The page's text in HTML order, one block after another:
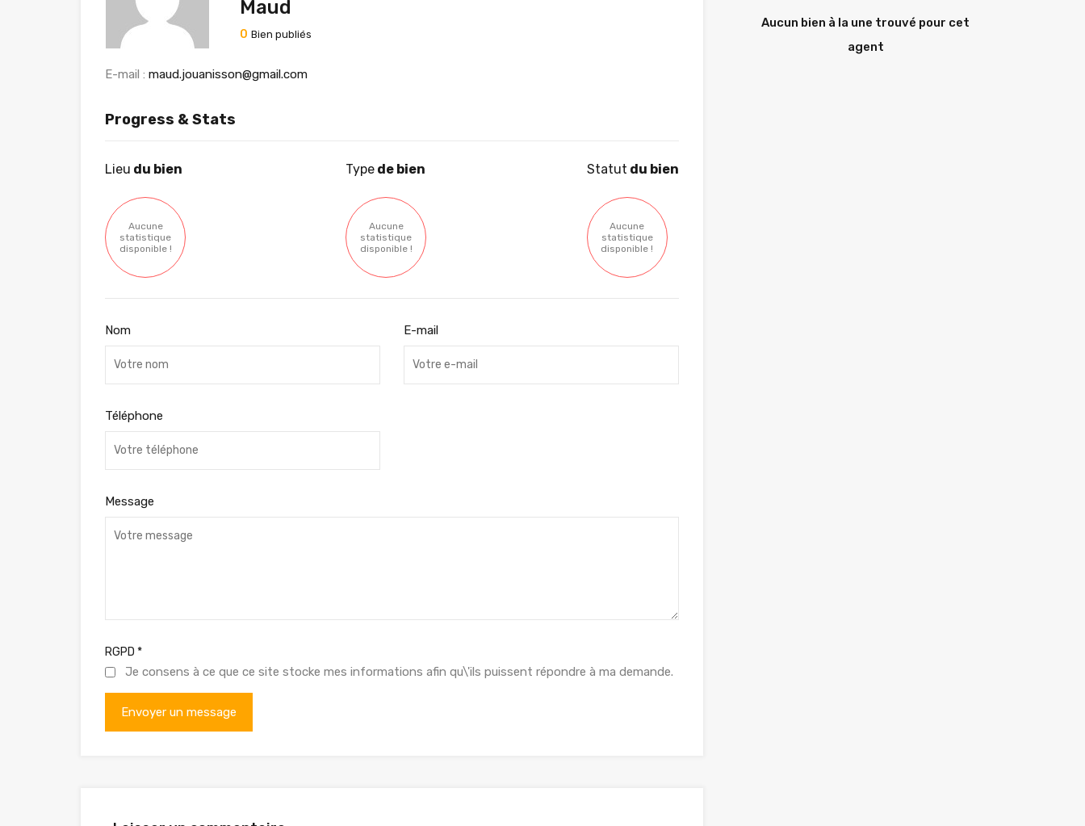
Maud
0 Bien publiés
E-mail : maud.jouanisson@gmail.com
Progress & Stats
Lieu du bien
Aucune
statistique
disponible !
Type de bien
Aucune
statistique
disponible !
Statut du bien
Aucune
statistique
disponible !
Nom E-mail
Téléphone
Message
RGPD *
Je consens à ce que ce site stocke mes informations afin qu\'ils puissent répondre à ma demande.
Aucun bien à la une trouvé pour cet
agent